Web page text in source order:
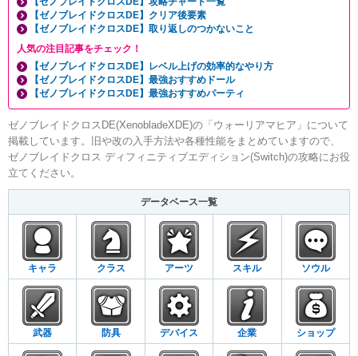
【ゼノブレイドクロスDE】クリア後要素
【ゼノブレイドクロスDE】取り返しのつかないこと
人気の注目記事をチェック！
【ゼノブレイドクロスDE】レベル上げの効率的なやり方
【ゼノブレイドクロスDE】最強おすすめドール
【ゼノブレイドクロスDE】最強おすすめパーティ
ゼノブレイドクロスDE(XenobladeXDE)の「ウォーリアマヒア」について
掲載しています。旧や改の入手方法や各種性能をまとめていますので、
ゼノブレイドクロス ディフィニティブエディション(Switch)の攻略にお役
立てください。
データベース一覧
キャラ クラス アーツ スキル ソウル
武器 防具 デバイス 企業 ショップ